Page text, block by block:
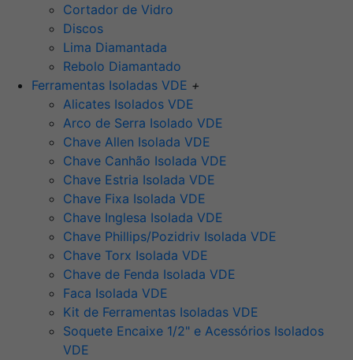
Cortador de Vidro
Discos
Lima Diamantada
Rebolo Diamantado
Ferramentas Isoladas VDE +
Alicates Isolados VDE
Arco de Serra Isolado VDE
Chave Allen Isolada VDE
Chave Canhão Isolada VDE
Chave Estria Isolada VDE
Chave Fixa Isolada VDE
Chave Inglesa Isolada VDE
Chave Phillips/Pozidriv Isolada VDE
Chave Torx Isolada VDE
Chave de Fenda Isolada VDE
Faca Isolada VDE
Kit de Ferramentas Isoladas VDE
Soquete Encaixe 1/2" e Acessórios Isolados
VDE